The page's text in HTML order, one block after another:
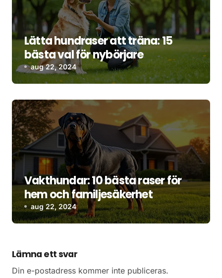
Lätta hundraser att träna: 15
bästa val för nybörjare
aug 22, 2024
Vakthundar: 10 bästa raser för
hem och familjesäkerhet
aug 22, 2024
Lämna ett svar
Din e-postadress kommer inte publiceras.